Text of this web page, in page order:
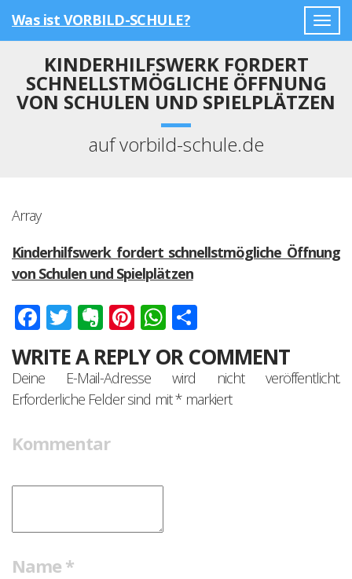
Was ist VORBILD-SCHULE?
KINDERHILFSWERK FORDERT
SCHNELLSTMÖGLICHE ÖFFNUNG
VON SCHULEN UND SPIELPLÄTZEN
auf vorbild-schule.de
Array
Kinderhilfswerk fordert schnellstmögliche Öffnung
von Schulen und Spielplätzen
Facebook
Twitter
Evernote
Pinterest
WhatsApp
WRITE A REPLY OR COMMENT
Deine E-Mail-Adresse wird nicht veröffentlicht.
Erforderliche Felder sind mit*markiert
Kommentar
Name *